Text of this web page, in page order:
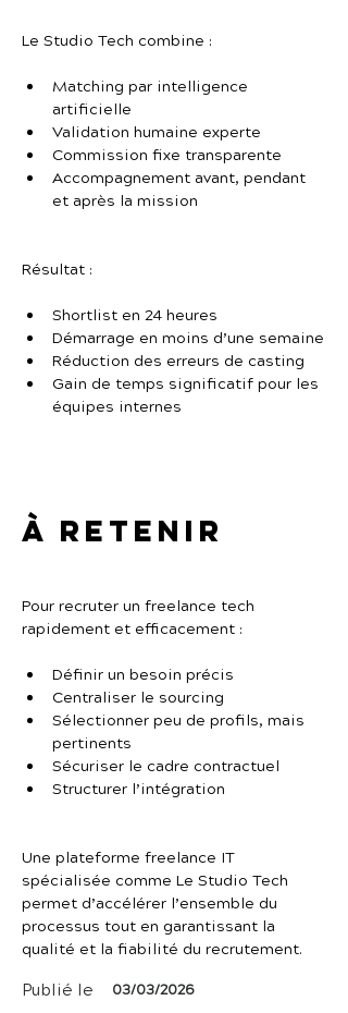
Le Studio Tech combine :
Matching par intelligence
artificielle
Validation humaine experte
Commission fixe transparente
Accompagnement avant, pendant
et après la mission
Résultat :
Shortlist en 24 heures
Démarrage en moins d’une semaine
Réduction des erreurs de casting
Gain de temps significatif pour les
équipes internes
À retenir
Pour recruter un freelance tech
rapidement et efficacement :
Définir un besoin précis
Centraliser le sourcing
Sélectionner peu de profils, mais
pertinents
Sécuriser le cadre contractuel
Structurer l’intégration
Une plateforme freelance IT
spécialisée comme Le Studio Tech
permet d’accélérer l’ensemble du
processus tout en garantissant la
qualité et la fiabilité du recrutement.
Publié le 03/03/2026